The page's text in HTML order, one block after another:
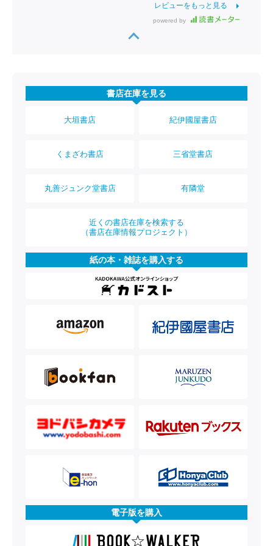
レビューをもっと見る
powered by
書店在庫を見る
大垣書店 紀伊國屋書店
くまざわ書店 三省堂書店
丸善ジュンク堂書店 有隣堂
近くの書店在庫を検索する
（書店在庫情報プロジェクト）
紙の本・雑誌を購入する
電子版を購入